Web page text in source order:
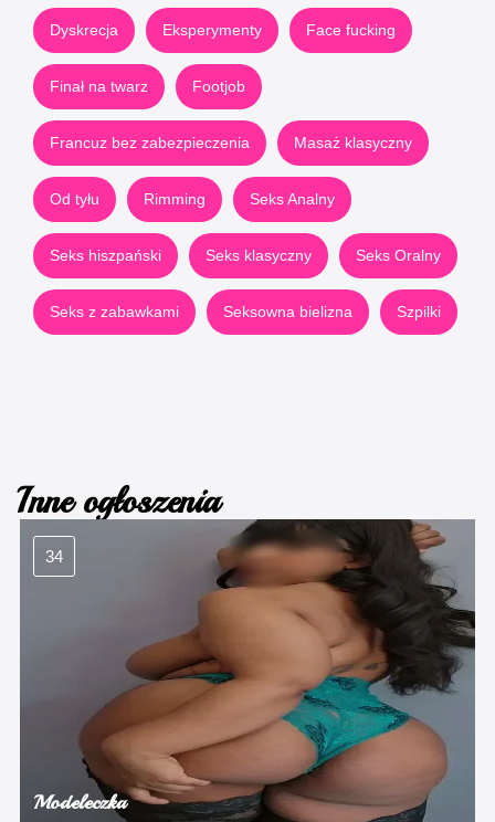
Dyskrecja Eksperymenty Face fucking
Finał na twarz Footjob
Francuz bez zabezpieczenia Masaż klasyczny
Od tyłu Rimming Seks Analny
Seks hiszpański Seks klasyczny Seks Oralny
Seks z zabawkami Seksowna bielizna Szpilki
Inne ogłoszenia
34
Modeleczka